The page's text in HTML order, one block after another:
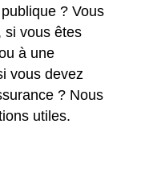
? Vous
si vous êtes
à une
vous devez
? Nous
utiles.